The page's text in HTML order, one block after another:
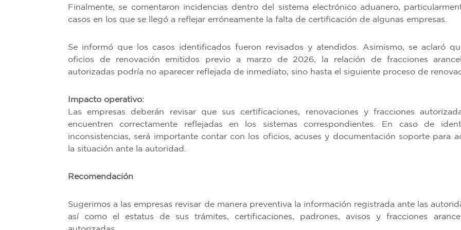
Finalmente, se comentaron incidencias dentro del sistema electrónico aduanero,
casos en los que se llegó a reflejar erróneamente la falta de certificación de algunas empresas.
Se informó que los casos identificados fueron revisados y atendidos. Asimismo, se aclaró
oficios de renovación emitidos previo a marzo de 2026, la relación de fracciones
autorizadas podría no aparecer reflejada de inmediato, sino hasta el siguiente proceso de
Impacto operativo:
Las empresas deberán revisar que sus certificaciones, renovaciones y fracciones
encuentren correctamente reflejadas en los sistemas correspondientes. En caso de
inconsistencias, será importante contar con los oficios, acuses y documentación soporte para
la situación ante la autoridad.
Recomendación
Sugerimos a las empresas revisar de manera preventiva la información registrada ante las
así como el estatus de sus trámites, certificaciones, padrones, avisos y fracciones